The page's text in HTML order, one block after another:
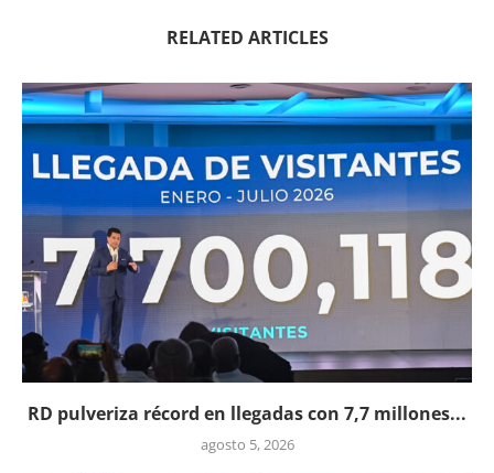
RELATED ARTICLES
RD pulveriza récord en llegadas con 7,7 millones...
agosto 5, 2026